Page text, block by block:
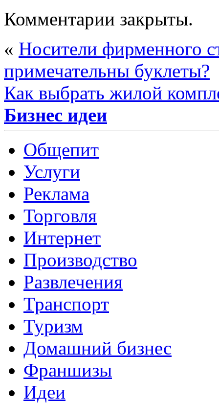
Комментарии закрыты.
« Носители фирменного
примечательны буклеты?
Как выбрать жилой
Бизнес идеи
Общепит
Услуги
Реклама
Торговля
Интернет
Производство
Развлечения
Транспорт
Туризм
Домашний бизнес
Франшизы
Идеи